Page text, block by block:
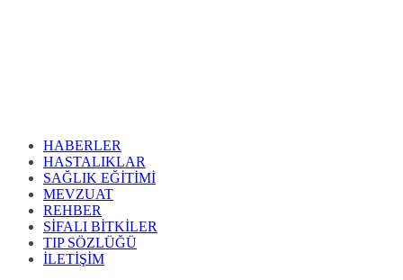
HABERLER
HASTALIKLAR
SAĞLIK EĞİTİMİ
MEVZUAT
REHBER
SİFALI BİTKİLER
TIP SÖZLÜĞÜ
İLETİŞİM